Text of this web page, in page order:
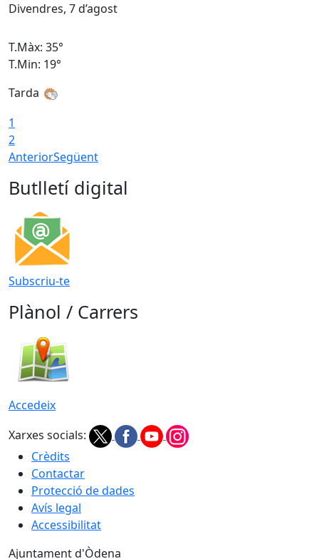
Divendres, 7 d’agost
T.Màx: 35°
T.Min: 19°
Tarda
1
2
AnteriorSegüent
Butlletí digital
Subscriu-te
Plànol / Carrers
Accedeix
Xarxes socials:
Crèdits
Contactar
Protecció de dades
Avís legal
Accessibilitat
Ajuntament d'Òdena